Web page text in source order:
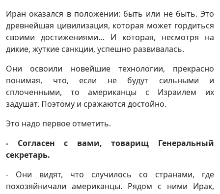
Иран оказался в положении: быть или не быть. Это
древнейшая цивилизация, которая может гордиться
своими достижениями… И которая, несмотря на
дикие, жуткие санкции, успешно развивалась.
Они освоили новейшие технологии, прекрасно
понимая, что, если не будут сильными и
сплоченными, то американцы с Израилем их
задушат. Поэтому и сражаются достойно.
Это надо первое отметить.
- Согласен с вами, товарищ Генеральный
секретарь.
- Они видят, что случилось со странами, где
похозяйничали американцы. Рядом с ними Ирак,